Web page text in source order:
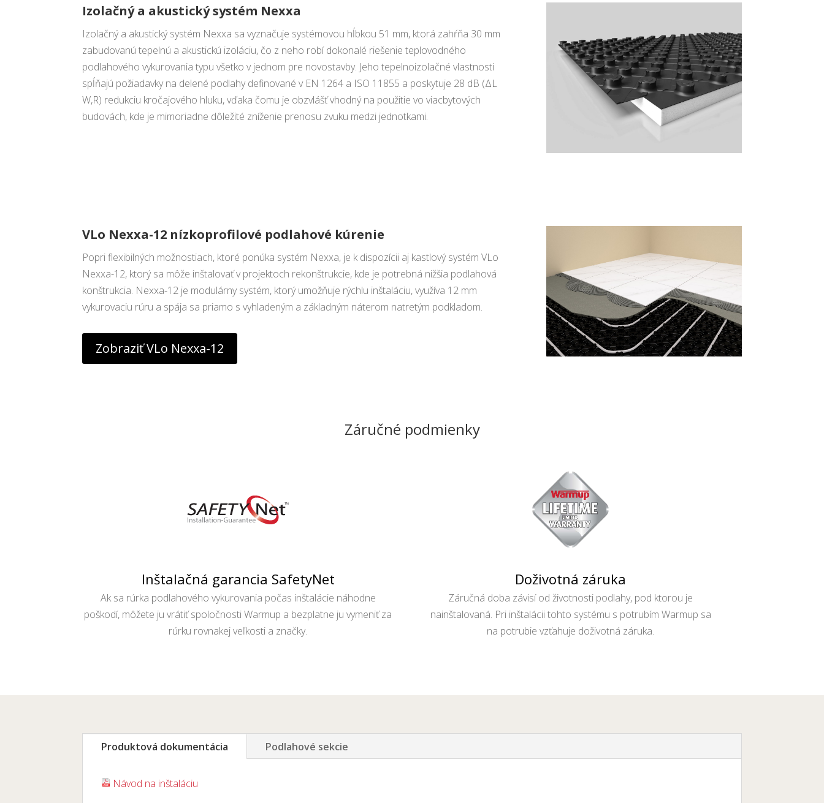
Izolačný a akustický systém Nexxa
Izolačný a akustický systém Nexxa sa vyznačuje systémovou hĺbkou 51 mm, ktorá zahŕňa 30 mm
zabudovanú tepelnú a akustickú izoláciu, čo z neho robí dokonalé riešenie teplovodného
podlahového vykurovania typu všetko v jednom pre novostavby. Jeho tepelnoizolačné vlastnosti
spĺňajú požiadavky na delené podlahy definované v EN 1264 a ISO 11855 a poskytuje 28 dB (ΔL
W,R) redukciu kročajového hluku, vďaka čomu je obzvlášť vhodný na použitie vo viacbytových
budovách, kde je mimoriadne dôležité zníženie prenosu zvuku medzi jednotkami.
VLo Nexxa-12 nízkoprofilové podlahové kúrenie
Popri flexibilných možnostiach, ktoré ponúka systém Nexxa, je k dispozícii aj kastlový systém VLo
Nexxa-12, ktorý sa môže inštalovať v projektoch rekonštrukcie, kde je potrebná nižšia podlahová
konštrukcia. Nexxa-12 je modulárny systém, ktorý umožňuje rýchlu inštaláciu, využíva 12 mm
vykurovaciu rúru a spája sa priamo s vyhladeným a základným náterom natretým podkladom.
Zobraziť VLo Nexxa-12
Záručné podmienky
Inštalačná garancia SafetyNet
Ak sa rúrka podlahového vykurovania počas inštalácie náhodne
poškodí, môžete ju vrátiť spoločnosti Warmup a bezplatne ju vymeniť za
rúrku rovnakej veľkosti a značky.
Doživotná záruka
Záručná doba závisí od životnosti podlahy, pod ktorou je
nainštalovaná. Pri inštalácii tohto systému s potrubím Warmup sa
na potrubie vzťahuje doživotná záruka.
Produktová dokumentácia Podlahové sekcie
Návod na inštaláciu